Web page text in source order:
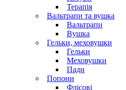
Терапія
Вальтрапи та вушка
Вальтрапи
Вушка
Гельки, меховушки
Гельки
Меховушки
Пади
Попони
Флісові